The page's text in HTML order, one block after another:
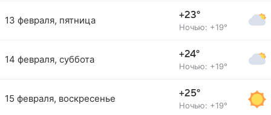
13 февраля, пятница +23°
Ночью: +19°
14 февраля, суббота +24°
Ночью: +19°
15 февраля, воскресенье +25°
Ночью: +19°